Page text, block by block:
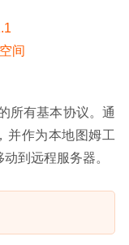
所有基本协议。通
并作为本地图姆工
到远程服务器。